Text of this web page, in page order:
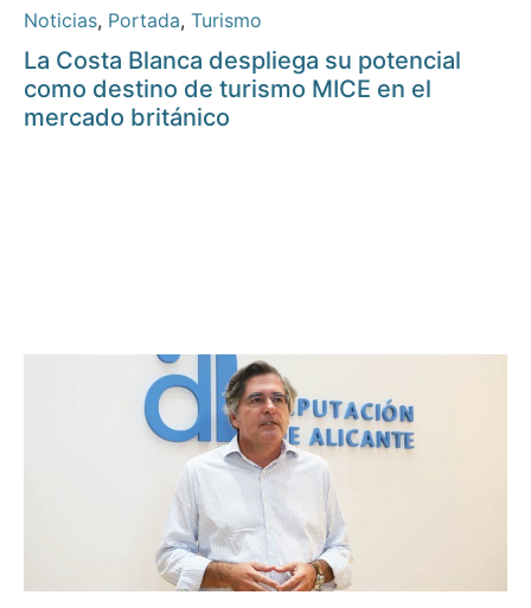
Noticias, Portada, Turismo
La Costa Blanca despliega su potencial
como destino de turismo MICE en el
mercado británico